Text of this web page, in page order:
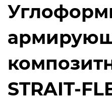
STRAIT-